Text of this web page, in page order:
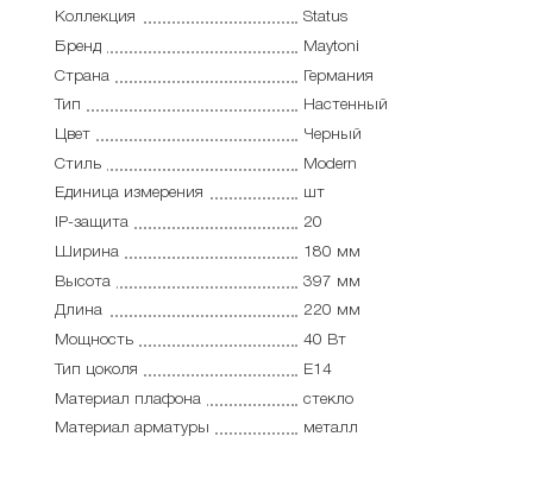
Коллекция
Status
Бренд
Maytoni
Страна
Германия
Тип
Настенный
Цвет
Черный
Стиль
Modern
Единица измерения
шт
IP-защита
20
Ширина
180 мм
Высота
397 мм
Длина
220 мм
Мощность
40 Вт
Тип цоколя
E14
Материал плафона
стекло
Материал арматуры
металл